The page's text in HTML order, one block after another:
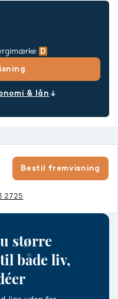
& lån
Bestil fremvisning
2725
større
både liv,